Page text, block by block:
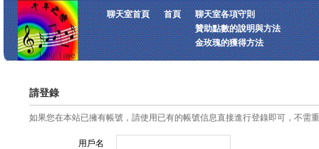
聊天室首頁 首頁
聊天室各項守則
贊助點數的說明與方法
金玫瑰的獲得方法
請登錄
如果您在本站已擁有帳號，請使用已有的帳號信息直接進行登錄即可，不需
用戶名